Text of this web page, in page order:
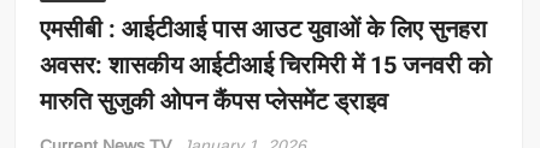
एमसीबी : आईटीआई पास आउट युवाओं के लिए सुनहरा
अवसर: शासकीय आईटीआई चिरमिरी में 15 जनवरी को
मारुति सुजुकी ओपन कैंपस प्लेसमेंट ड्राइव